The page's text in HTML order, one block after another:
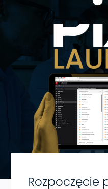
Rozpoczęcie